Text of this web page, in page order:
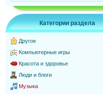
Категории раздела
Другое
Компьютерные игры
Красота и здоровье
Люди и блоги
Музыка